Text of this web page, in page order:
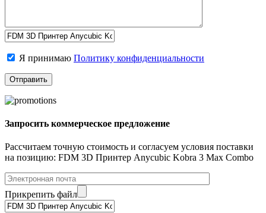
Я принимаю Политику конфиденциальности
Запросить коммерческое предложение
Рассчитаем точную стоимость и согласуем условия поставки
на позицию: FDM 3D Принтер Anycubic Kobra 3 Max Combo
Прикрепить файл